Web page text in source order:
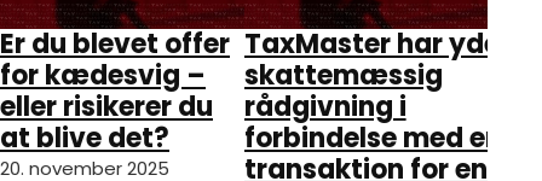
Er du blevet offer
for kædesvig –
eller risikerer du
at blive det?
20. november 2025
TaxMaster har ydet
skattemæssig
rådgivning i
forbindelse med en
transaktion for en af